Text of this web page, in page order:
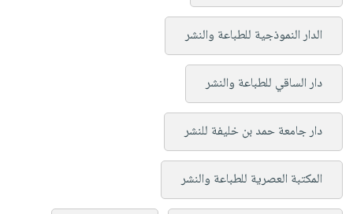
الدار النموذجية للطباعة والنشر
دار الساقي للطباعة والنشر
دار جامعة حمد بن خليفة للنشر
المكتبة العصرية للطباعة والنشر